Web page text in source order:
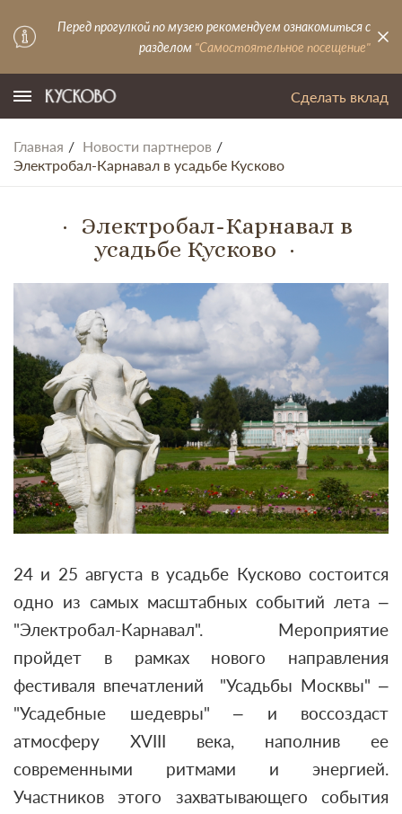
Перед прогулкой по музею рекомендуем ознакомиться с
разделом "Самостоятельное посещение"
Сделать вклад
Главная
Новости партнеров
Электробал-Карнавал в усадьбе Кусково
Электробал-Карнавал в
усадьбе Кусково
24 и 25 августа в усадьбе Кусково состоится
одно из самых масштабных событий лета –
"Электробал-Карнавал". Мероприятие
пройдет в рамках нового направления
фестиваля впечатлений "Усадьбы Москвы" –
"Усадебные шедевры" – и воссоздаст
атмосферу XVIII века, наполнив ее
современными ритмами и энергией.
Участников этого захватывающего события